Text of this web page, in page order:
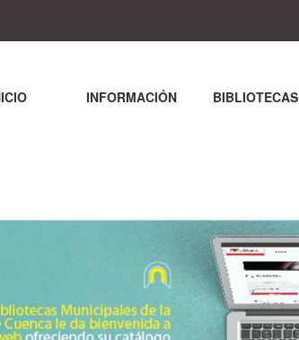
INFORMACIÓN BIBLIOTECAS